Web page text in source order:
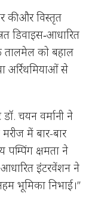
की और विस्तृत
डिवाइस‑आधारित
तालमेल को बहाल
अर्रिथमियाओं से
चयन वर्मानी ने
में बार-बार
क्षमता ने
इंटरवेंशन ने
भूमिका निभाई।”